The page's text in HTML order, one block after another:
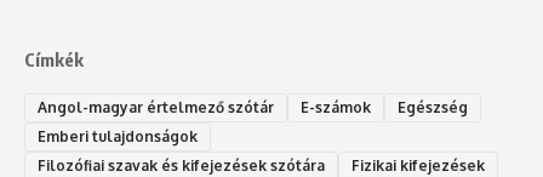
Címkék
Angol-magyar értelmező szótár E-számok
Egészség
Emberi tulajdonságok
Filozófiai szavak és kifejezések szótára
Fizikai kifejezések